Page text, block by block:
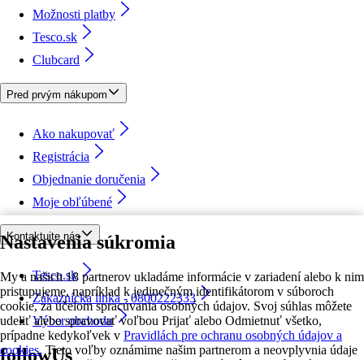
Nastavenia súkromia
My a našich 18 partnerov ukladáme informácie v zariadení alebo k nim
pristupujeme, napríklad k jedinečným identifikátorom v súboroch
cookie, za účelom spracúvania osobných údajov. Svoj súhlas môžete
udeliť alebo spravovať voľbou Prijať alebo Odmietnuť všetko,
prípadne kedykoľvek v Pravidlách pre ochranu osobných údajov a
cookies. Tieto voľby oznámime našim partnerom a neovplyvnia údaje
Možnosti platby
Tesco.sk
Clubcard
Pred prvým nákupom
Ako nakupovať
Registrácia
Objednanie doručenia
Moje obľúbené
Kontaktujte nás
Tesco.sk
Zákaznícka linka - 0800222333
Výber obchodu
followUs